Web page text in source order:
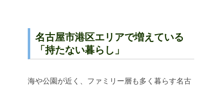
名古屋市港区エリアで増えている
「持たない暮らし」
海や公園が近く、ファミリー層も多く暮らす名古